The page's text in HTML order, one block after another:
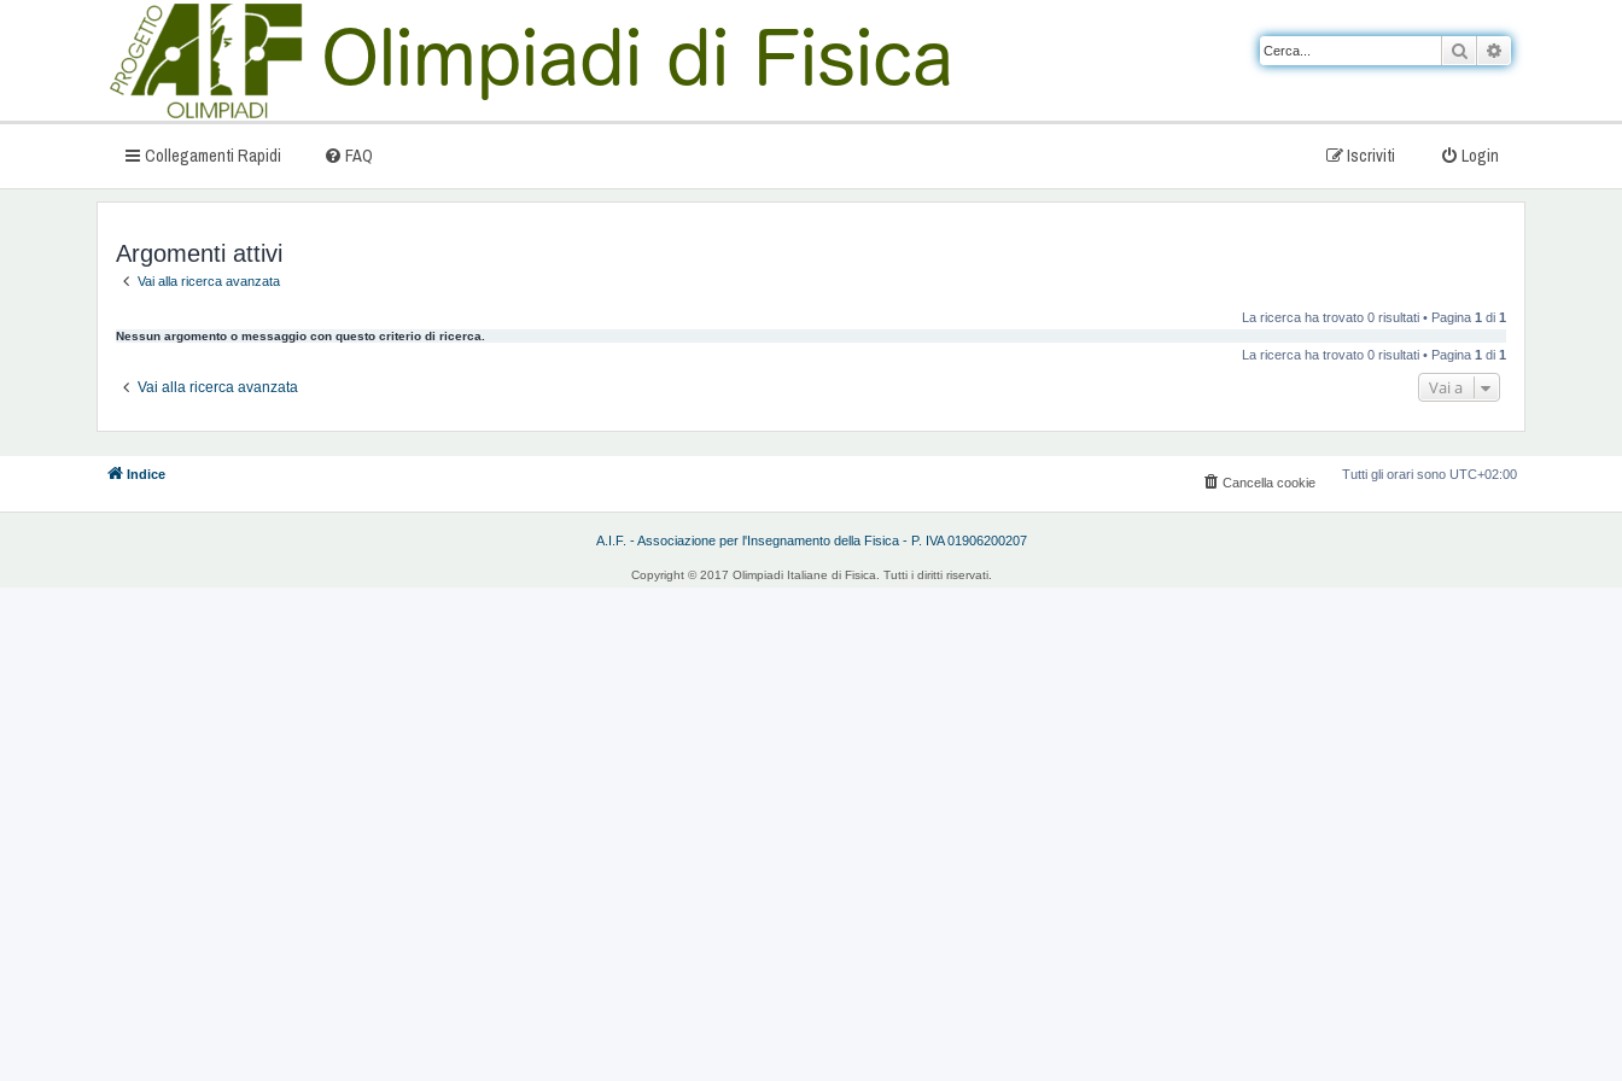
Cerca
Collegamenti Rapidi FAQ Login
Iscriviti
Argomenti attivi
Vai alla ricerca avanzata
La ricerca ha trovato 0 risultati • Pagina 1 di 1
Nessun argomento o messaggio con questo criterio di ricerca.
La ricerca ha trovato 0 risultati • Pagina 1 di 1
Vai alla ricerca avanzata Vai a
Indice Tutti gli orari sono UTC+02:00
Cancella cookie
A.I.F. - Associazione per l'Insegnamento della Fisica - P. IVA 01906200207
Copyright © 2017 Olimpiadi Italiane di Fisica. Tutti i diritti riservati.